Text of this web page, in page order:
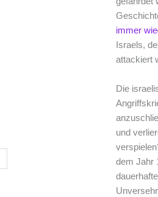
immer
Israels,
attackiert
Die
und
dem Jahr